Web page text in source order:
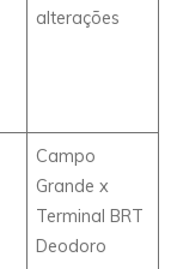
alterações
Campo
Grande x
Terminal BRT
Deodoro